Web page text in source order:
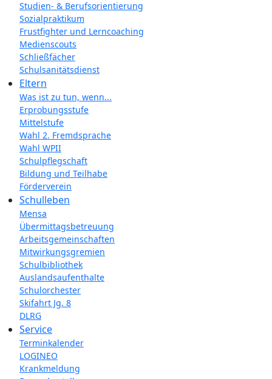
Studien- & Berufsorientierung
Sozialpraktikum
Frustfighter und Lerncoaching
Medienscouts
Schließfächer
Schulsanitätsdienst
Eltern
Was ist zu tun, wenn...
Erprobungsstufe
Mittelstufe
Wahl 2. Fremdsprache
Wahl WPII
Schulpflegschaft
Bildung und Teilhabe
Förderverein
Schulleben
Mensa
Übermittagsbetreuung
Arbeitsgemeinschaften
Mitwirkungsgremien
Schulbibliothek
Auslandsaufenthalte
Schulorchester
Skifahrt Jg. 8
DLRG
Service
Terminkalender
LOGINEO
Krankmeldung